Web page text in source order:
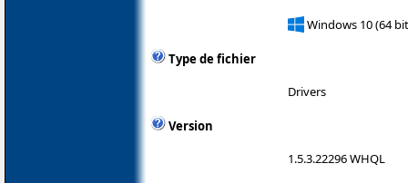
Windows 10 (64
Type de fichier
Drivers
Version
1.5.3.22296 WHQL